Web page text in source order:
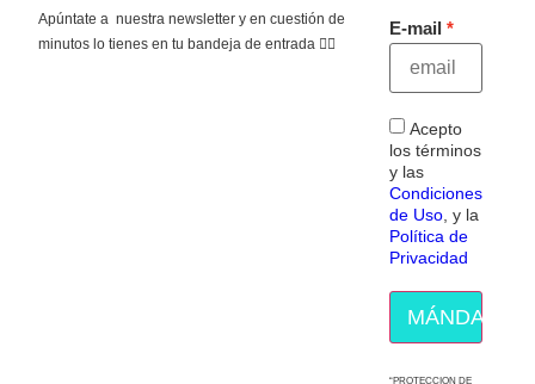
Apúntate a nuestra newsletter y en cuestión de
minutos lo tienes en tu bandeja de entrada 👇🏻
E-mail
Acepto
los términos
y las
Condiciones
de Uso, y la
Política de
Privacidad
MÁNDAME
“PROTECCION DE